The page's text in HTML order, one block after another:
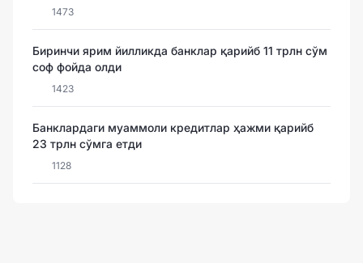
1473
Биринчи ярим йилликда банклар қарийб 11 трлн сўм
соф фойда олди
1423
Банклардаги муаммоли кредитлар ҳажми қарийб
23 трлн сўмга етди
1128